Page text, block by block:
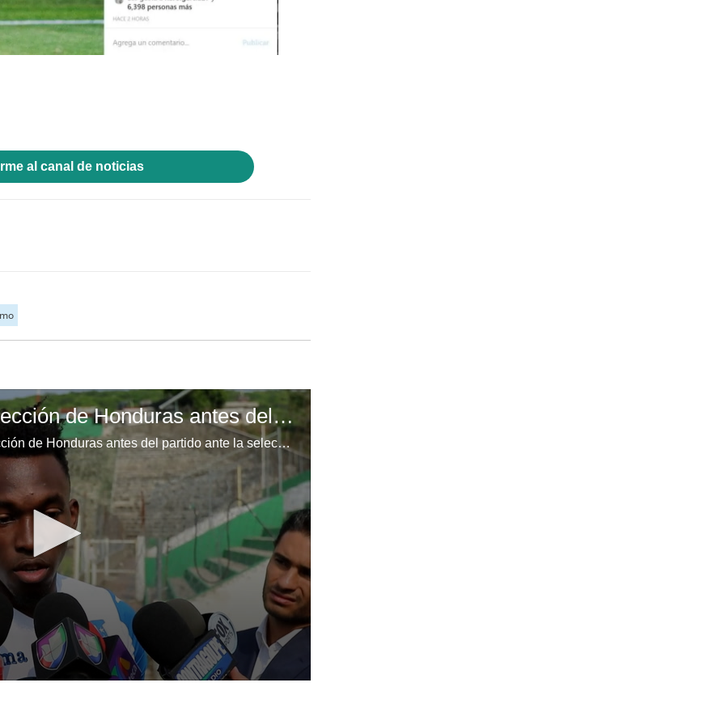
al canal de noticias
Alberth Elis de la Selección de Honduras antes del partido ante México
Alberth Elis delantero de la Selección de Honduras antes del partido ante la selección mexicana el 8 de junio en el Estadio Azteca de la Ciudad de México.